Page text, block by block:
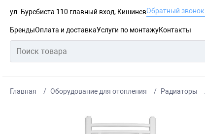
ул. Буребиста 110 главный вход, КишиневОбратный звонок
БрендыОплата и доставкаУслуги по монтажуКонтакты
Главная Оборудование для отопления Радиаторы